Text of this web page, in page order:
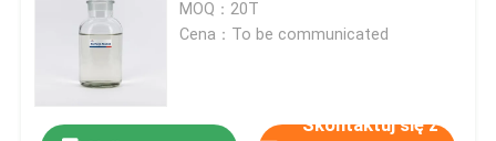
MOQ：20T
Cena：To be communicated
Skontaktuj się z